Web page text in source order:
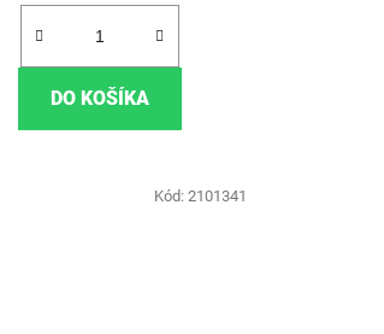
DO KOŠÍKA
Kód: 2101341